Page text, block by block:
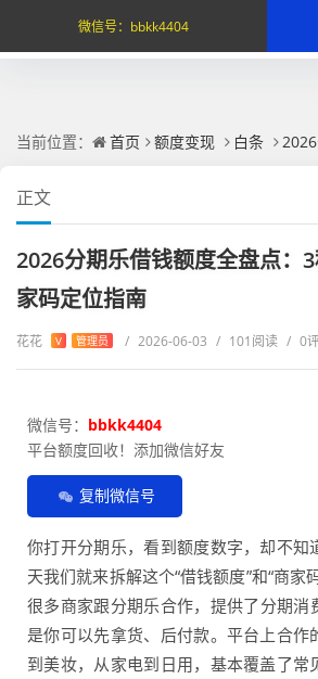
当前位置： 首页 额度变现 白条 2026分期乐
正文
2026分期乐借钱额度全盘点：
家码定位指南
花花 V 管理员 / 2026-06-03 / 101阅读 / 0
微信号： bbkk4404
平台额度回收！添加微信好友
复制微信号
你打开分期乐，看到额度数字，却不知
天我们就来拆解这个“借钱额度”和“商家
很多商家跟分期乐合作，提供了分期
是你可以先拿货、后付款。平台上合作
到美妆，从家电到日用，基本覆盖了常
微信号： bbkk4404